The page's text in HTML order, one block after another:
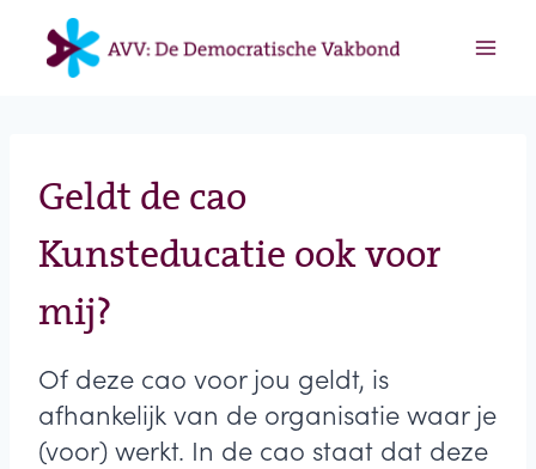
Doorgaan
naar
inhoud
Geldt de cao
Kunsteducatie ook voor
mij?
Of deze cao voor jou geldt, is
afhankelijk van de organisatie waar je
(voor) werkt. In de cao staat dat deze